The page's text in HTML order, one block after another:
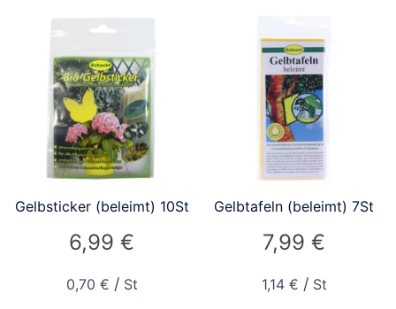
Gelbsticker (beleimt) 10St
6,99€
0,70 € / St
Gelbtafeln (beleimt) 7St
7,99€
1,14 € / St